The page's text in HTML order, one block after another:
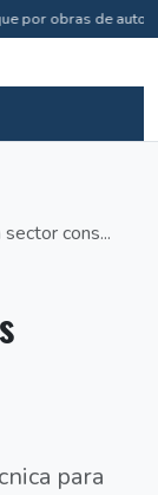
por obras de
cons...
para